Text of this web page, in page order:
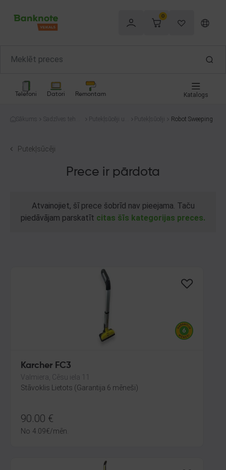
0
Telefoni Datori Remontam Katalogs
Sākums
Sadzīves tehni
Putekļsūcēji un
Putekļsūcēji Robot Sweeping
Putekļsūcēji
Prece ir pārdota
Atvainojiet, šī prece šobrīd nav pieejama. Taču
piedāvājam parskatīt citas šīs kategorijas preces.
Karcher FC3
Valmiera, Cēsu iela 11
Stāvoklis Lietots (Garantija 6 mēneši)
90.00 €
No 4.09€/mēn.